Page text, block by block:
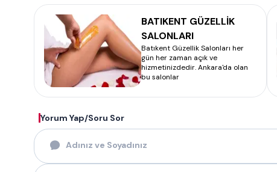
BATIKENT GÜZELLİK
SALONLARI
Batıkent Güzellik Salonları her
gün her zaman açık ve
hizmetinizdedir. Ankara'da olan
bu salonlar
Yorum Yap/Soru Sor